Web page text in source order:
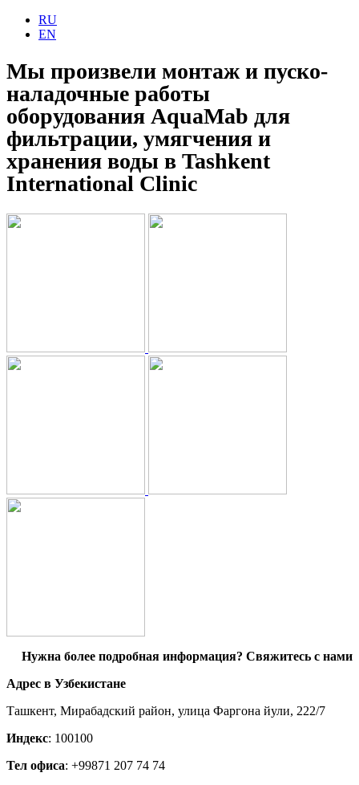
RU
EN
Мы произвели монтаж и пуско-
наладочные работы
оборудования AquaMab для
фильтрации, умягчения и
хранения воды в Tashkent
International Clinic
Нужна более подробная информация? Свяжитесь с нами
Адрес в Узбекистане
Ташкент, Мирабадский район, улица Фаргона йули, 222/7
Индекс: 100100
Тел офиса: +99871 207 74 74